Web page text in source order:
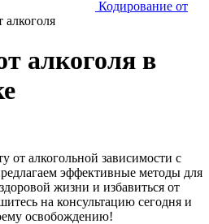
Кодирование от
алкоголя в
от алкогольной зависимости с
эффективные методы для
жизни и избавиться от
на консультацию сегодня и
освобождению!